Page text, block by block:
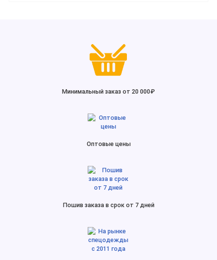
Минимальный заказ от 20 000₽
Оптовые цены
Пошив заказа в срок от 7 дней